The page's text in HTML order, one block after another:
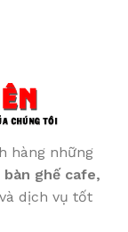
hàng những
bàn ghế cafe,
dịch vụ tốt